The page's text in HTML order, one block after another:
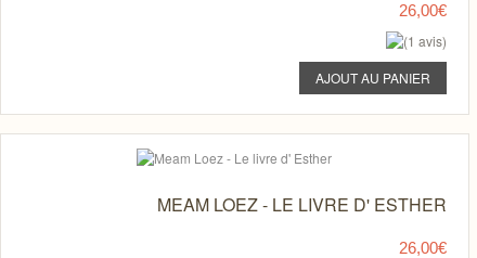
26,00€
MEAM LOEZ - LE LIVRE D' ESTHER
26,00€